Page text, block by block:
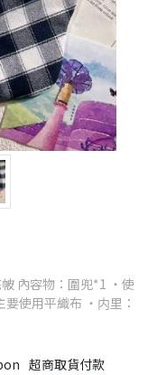
內容物：圍兜*1 ・使
使用平織布 ・内里：
超商取貨付款